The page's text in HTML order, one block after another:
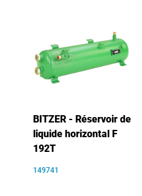
BITZER - Réservoir de
liquide horizontal F
192T
149741